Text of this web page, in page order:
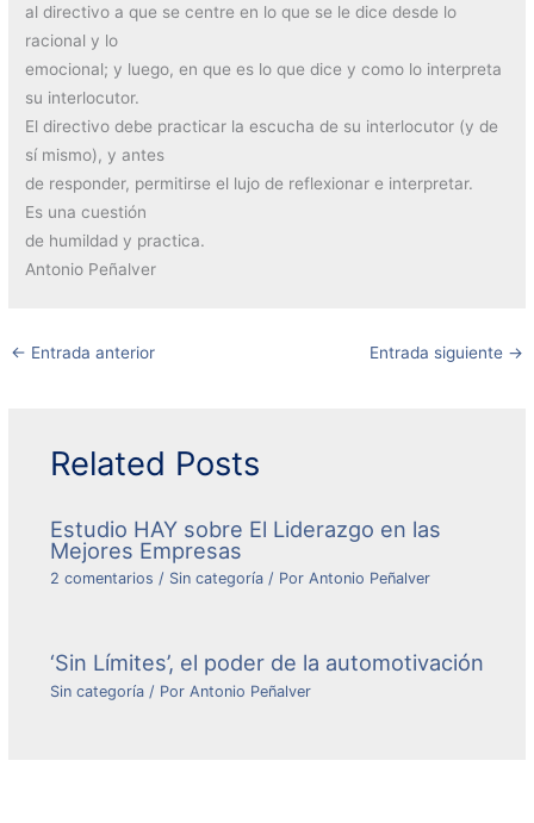
al directivo a que se centre en lo que se le dice desde lo
racional y lo
emocional; y luego, en que es lo que dice y como lo interpreta
su interlocutor.
El directivo debe practicar la escucha de su interlocutor (y de
sí mismo), y antes
de responder, permitirse el lujo de reflexionar e interpretar.
Es una cuestión
de humildad y practica.
Antonio Peñalver
← Entrada anterior Entrada siguiente →
Related Posts
Estudio HAY sobre El Liderazgo en las
Mejores Empresas
2 comentarios / Sin categoría/ Por Antonio Peñalver
‘Sin Límites’, el poder de la automotivación
Sin categoría/ Por Antonio Peñalver